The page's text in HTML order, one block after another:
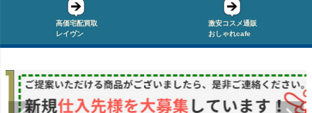
高価宅配買取
レイヴン
激安コスメ通販
おしゃれcafe
キーワード
〜
在庫なし商品
★タイヤ幅